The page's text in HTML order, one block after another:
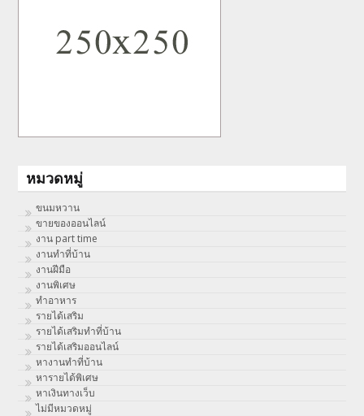
หมวดหมู่
ขนมหวาน
ขายของออนไลน์
งาน part time
งานทําที่บ้าน
งานฝีมือ
งานพิเศษ
ทําอาหาร
รายได้เสริม
รายได้เสริมทำที่บ้าน
รายได้เสริมออนไลน์
หางานทำที่บ้าน
หารายได้พิเศษ
หาเงินทางเว็บ
ไม่มีหมวดหมู่